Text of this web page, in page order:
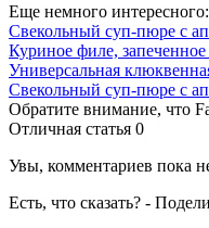
Еще немного интересного:
Свекольный суп-пюре с
Куриное филе,
Универсальная
Свекольный суп-пюре с
Обратите внимание, что
Отличная статья 0
Увы, комментариев пока
Есть, что сказать? -